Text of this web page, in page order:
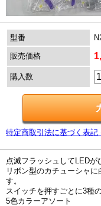
型番
販売価格
購入数
特定商取引法に基づく表記
点滅フラッシュしてLEDが
リボン型のカチューシャ
す。
スイッチを押すごとに3種
5色カラーアソート